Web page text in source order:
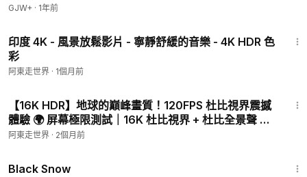
GJW+ · 1年前
印度 4K - 風景放鬆影片 - 寧靜舒緩的音樂 - 4K HDR 色
彩
阿東走世界 · 1個月前
【16K HDR】地球的巔峰畫質！120FPS 杜比視界震撼
體驗 🌍 屏幕極限測試｜16K 杜比視界 + 杜比全景聲 自
然大片 💫 超越現實的畫質！16
阿東走世界 · 2個月前
Black Snow